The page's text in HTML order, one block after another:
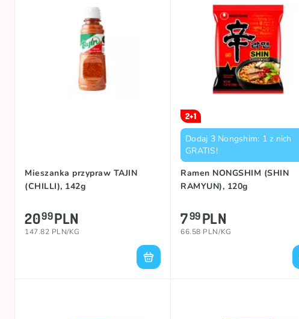
Mieszanka przypraw TAJIN
(CHILLI), 142g
2099PLN
147.82 PLN/KG
2+1
Dodaj 3 Nongshim: 1 z nich
GRATIS!
Ramen NONGSHIM (SHIN
RAMYUN), 120g
799PLN
66.58 PLN/KG